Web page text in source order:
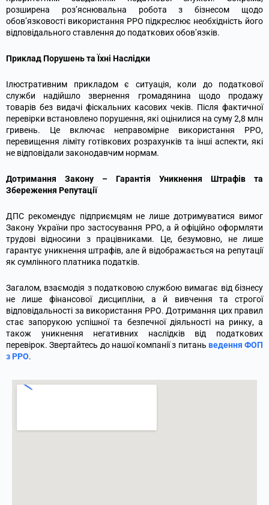
розширена роз’яснювальна робота з бізнесом щодо
обов’язковості використання РРО підкреслює необхідність його
відповідального ставлення до податкових обов’язків.
Приклад Порушень та Їхні Наслідки
Ілюстративним прикладом є ситуація, коли до податкової
служби надійшло звернення громадянина щодо продажу
товарів без видачі фіскальних касових чеків. Після фактичної
перевірки встановлено порушення, які оцінилися на суму 2,8 млн
гривень. Це включає неправомірне використання РРО,
перевищення ліміту готівкових розрахунків та інші аспекти, які
не відповідали законодавчим нормам.
Дотримання Закону – Гарантія Уникнення Штрафів та
Збереження Репутації
ДПС рекомендує підприємцям не лише дотримуватися вимог
Закону України про застосування РРО, а й офіційно оформляти
трудові відносини з працівниками. Це, безумовно, не лише
гарантує уникнення штрафів, але й відображається на репутації
як сумлінного платника податків.
Загалом, взаємодія з податковою службою вимагає від бізнесу
не лише фінансової дисципліни, а й вивчення та строгої
відповідальності за використання РРО. Дотримання цих правил
стає запорукою успішної та безпечної діяльності на ринку, а
також уникнення негативних наслідків від податкових
перевірок.Звертайтесь до нашої компанії з питань ведення ФОП
з РРО.